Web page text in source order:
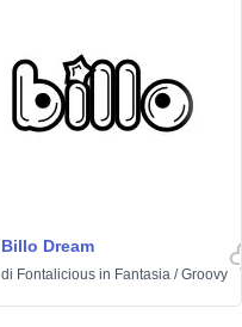
Billo Dream
di Fontalicious in Fantasia /Groovy